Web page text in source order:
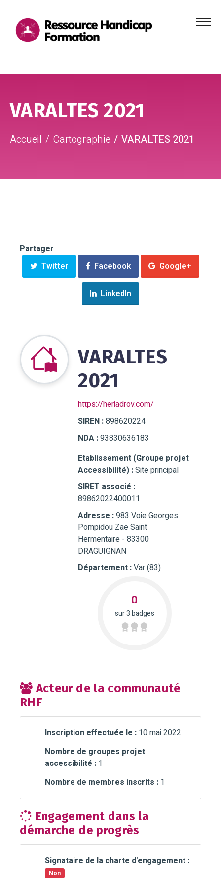
Menu
VARALTES 2021
Accueil Cartographie VARALTES 2021
Partager
Twitter
Facebook Google+
LinkedIn
VARALTES
2021
https://heriadrov.com/
SIREN :898620224
NDA :93830636183
Etablissement (Groupe projet
Accessibilité) :Site principal
SIRET associé :
89862022400011
Adresse :983 Voie Georges
Pompidou Zae Saint
Hermentaire - 83300
DRAGUIGNAN
Département :Var (83)
0
sur 3 badges
Acteur de la communauté
RHF
Inscription effectuée le : 10 mai 2022
Nombre de groupes projet
accessibilité : 1
Nombre de membres inscrits : 1
Engagement dans la
démarche de progrès
Signataire de la charte d'engagement :
Non